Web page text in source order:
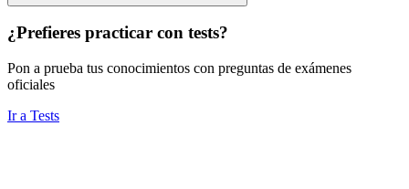
¿Prefieres practicar con tests?
Pon a prueba tus conocimientos con preguntas de exámenes
oficiales
Ir a Tests